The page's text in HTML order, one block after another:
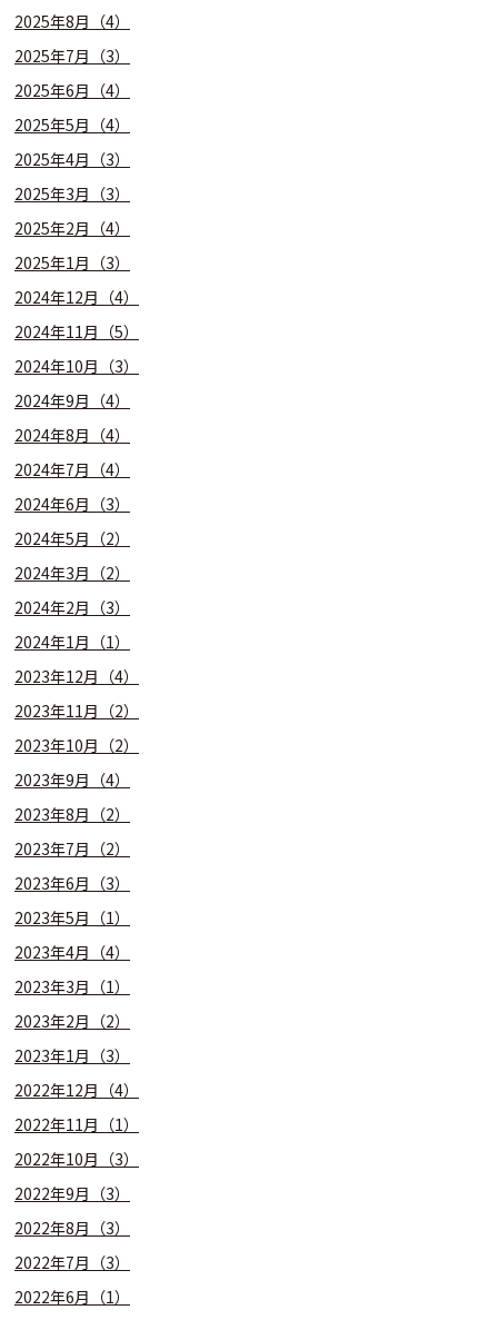
2025年8月（4）
2025年7月（3）
2025年6月（4）
2025年5月（4）
2025年4月（3）
2025年3月（3）
2025年2月（4）
2025年1月（3）
2024年12月（4）
2024年11月（5）
2024年10月（3）
2024年9月（4）
2024年8月（4）
2024年7月（4）
2024年6月（3）
2024年5月（2）
2024年3月（2）
2024年2月（3）
2024年1月（1）
2023年12月（4）
2023年11月（2）
2023年10月（2）
2023年9月（4）
2023年8月（2）
2023年7月（2）
2023年6月（3）
2023年5月（1）
2023年4月（4）
2023年3月（1）
2023年2月（2）
2023年1月（3）
2022年12月（4）
2022年11月（1）
2022年10月（3）
2022年9月（3）
2022年8月（3）
2022年7月（3）
2022年6月（1）